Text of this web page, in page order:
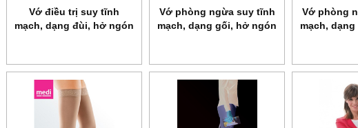
Vớ điều trị suy tĩnh
mạch, dạng đùi, hở ngón
Art.M2170A
Vớ phòng ngừa suy tĩnh
mạch, dạng gối, hở ngón
Vớ phòng
mạch,